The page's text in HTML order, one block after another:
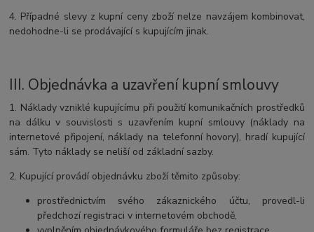
4. Případné slevy z kupní ceny zboží nelze navzájem kombinovat,
nedohodne-li se prodávající s kupujícím jinak.
III. Objednávka a uzavření kupní smlouvy
1. Náklady vzniklé kupujícímu při použití komunikačních prostředků
na dálku v souvislosti s uzavřením kupní smlouvy (náklady na
internetové připojení, náklady na telefonní hovory), hradí kupující
sám. Tyto náklady se neliší od základní sazby.
2. Kupující provádí objednávku zboží těmito způsoby:
prostřednictvím svého zákaznického účtu, provedl-li
předchozí registraci v internetovém obchodě,